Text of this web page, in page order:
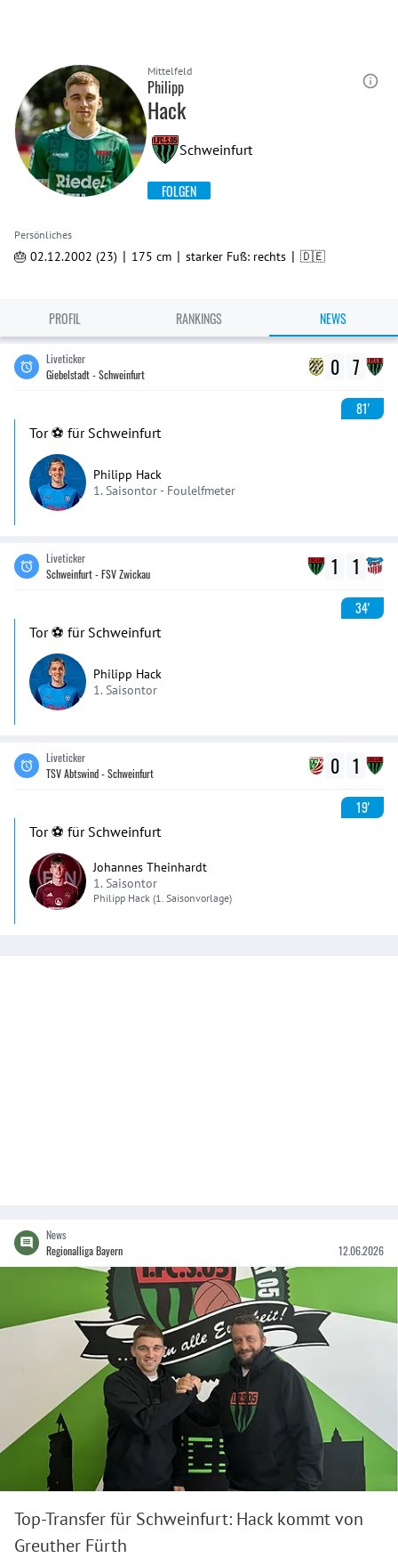
Mittelfeld
Philipp
Hack
Schweinfurt
FOLGEN
Persönliches
🎂 02.12.2002 (23) | 175 cm | starker Fuß: rechts | 🇩🇪
PROFIL RANKINGS NEWS
Liveticker
Giebelstadt - Schweinfurt
0 7
81'
Tor ⚽️ für Schweinfurt
Philipp Hack
1. Saisontor - Foulelfmeter
Liveticker
Schweinfurt - FSV Zwickau
1 1
34'
Tor ⚽️ für Schweinfurt
Philipp Hack
1. Saisontor
Liveticker
TSV Abtswind - Schweinfurt
0 1
19'
Tor ⚽️ für Schweinfurt
Johannes Theinhardt
1. Saisontor
Philipp Hack (1. Saisonvorlage)
News
Regionalliga Bayern
12.06.2026
Top-Transfer für Schweinfurt: Hack kommt von
Greuther Fürth